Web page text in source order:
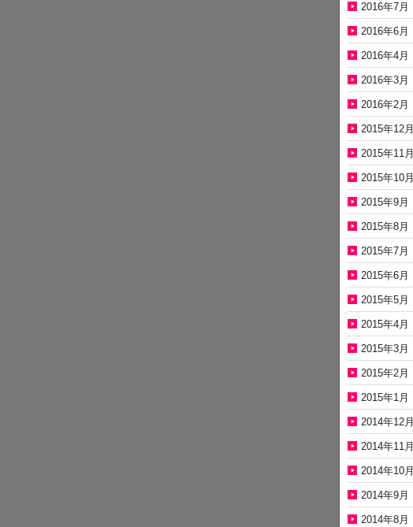
2016年7月
2016年6月
2016年4月
2016年3月
2016年2月
2015年12月
2015年11月
2015年10月
2015年9月
2015年8月
2015年7月
2015年6月
2015年5月
2015年4月
2015年3月
2015年2月
2015年1月
2014年12月
2014年11月
2014年10月
2014年9月
2014年8月